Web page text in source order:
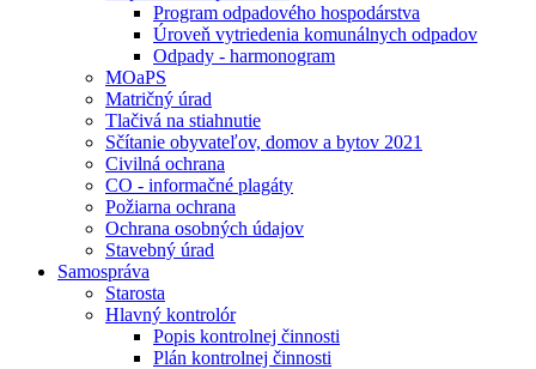
Program odpadového hospodárstva
Úroveň vytriedenia komunálnych odpadov
Odpady - harmonogram
MOaPS
Matričný úrad
Tlačivá na stiahnutie
Sčítanie obyvateľov, domov a bytov 2021
Civilná ochrana
CO - informačné plagáty
Požiarna ochrana
Ochrana osobných údajov
Stavebný úrad
Samospráva
Starosta
Hlavný kontrolór
Popis kontrolnej činnosti
Plán kontrolnej činnosti